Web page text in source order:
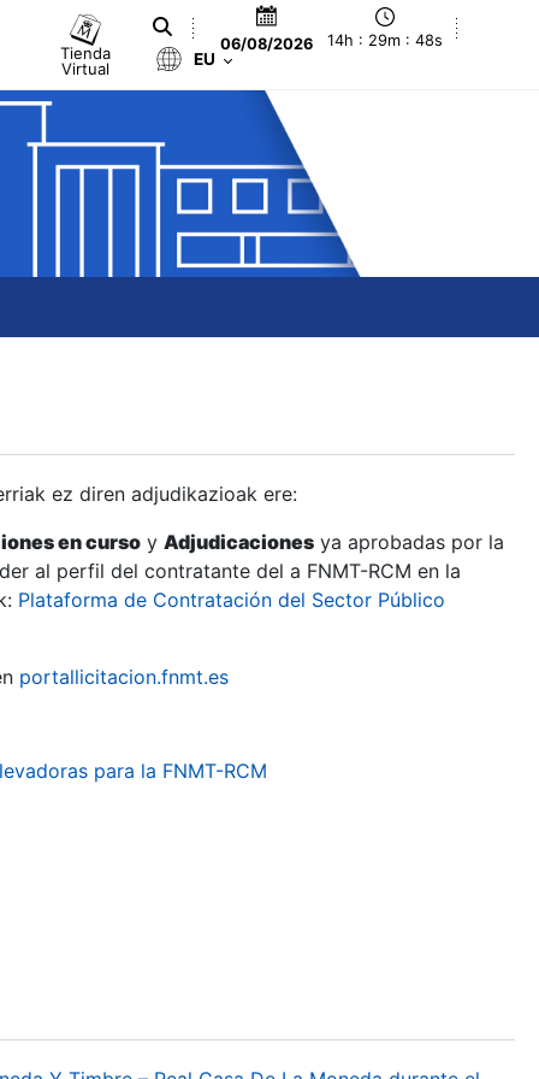
Tienda
Virtual
06/08/2026 14h : 29m : 49s
EU
ez diren adjudikazioak ere:
en curso y Adjudicaciones ya aprobadas por la
al perfil del contratante del a FNMT-RCM en la
Plataforma de Contratación del Sector Público
portallicitacion.fnmt.es
para la FNMT-RCM